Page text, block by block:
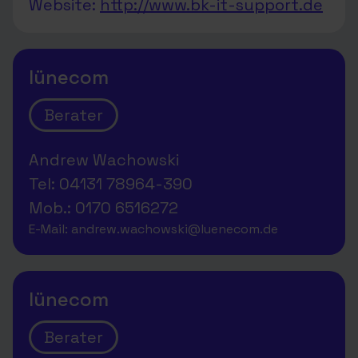
Website: http://www.bk-it-support.de
lünecom
Berater
Andrew Wachowski
Tel: 04131 78964-390
Mob.: 0170 6516272
E-Mail: andrew.wachowski@luenecom.de
lünecom
Berater